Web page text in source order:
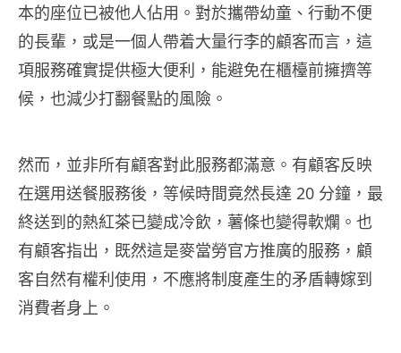
本的座位已被他人佔用。對於攜帶幼童、行動不便
的長輩，或是一個人帶着大量行李的顧客而言，這
項服務確實提供極大便利，能避免在櫃檯前擁擠等
候，也減少打翻餐點的風險。
然而，並非所有顧客對此服務都滿意。有顧客反映
在選用送餐服務後，等候時間竟然長達 20 分鐘，最
終送到的熱紅茶已變成冷飲，薯條也變得軟爛。也
有顧客指出，既然這是麥當勞官方推廣的服務，顧
客自然有權利使用，不應將制度產生的矛盾轉嫁到
消費者身上。